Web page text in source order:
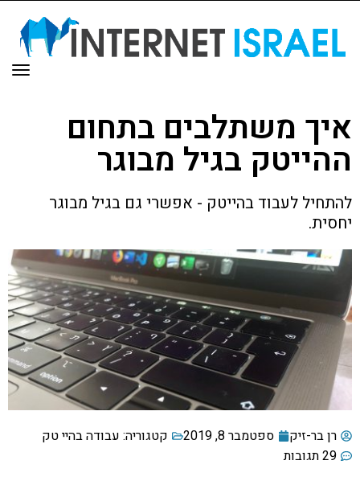
איך משתלבים בתחום
ההייטק בגיל מבוגר
להתחיל לעבוד בהייטק - אפשרי גם בגיל מבוגר
יחסית.
רן בר-זיק ספטמבר 8, 2019 קטגוריה: עבודה בהיי טק
29 תגובות